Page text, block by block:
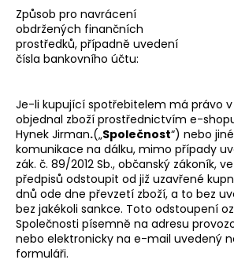
Způsob pro navrácení
obdržených finančních
prostředků, případně uvedení
čísla bankovního účtu:
Je-li kupující spotřebitelem má právo v
objednal zboží prostřednictvím e-
Hynek Jirman.(„Společnost“) nebo
komunikace na dálku, mimo případy
zák. č. 89/2012 Sb., občanský zákoník,
předpisů odstoupit od již uzavřené
dnů ode dne převzetí zboží, a to bez
bez jakékoli sankce. Toto odstoupení
Společnosti písemně na adresu
nebo elektronicky na e-mail uvedený
formuláři.